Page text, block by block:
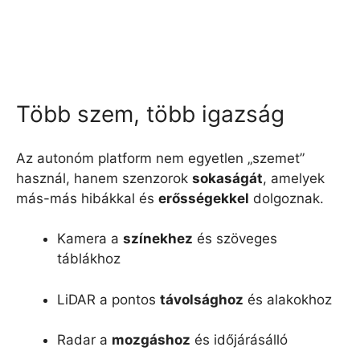
Több szem, több igazság
Az autonóm platform nem egyetlen „szemet”
használ, hanem szenzorok sokaságát, amelyek
más-más hibákkal és erősségekkel dolgoznak.
Kamera a színekhez és szöveges
táblákhoz
LiDAR a pontos távolsághoz és alakokhoz
Radar a mozgáshoz és időjárásálló